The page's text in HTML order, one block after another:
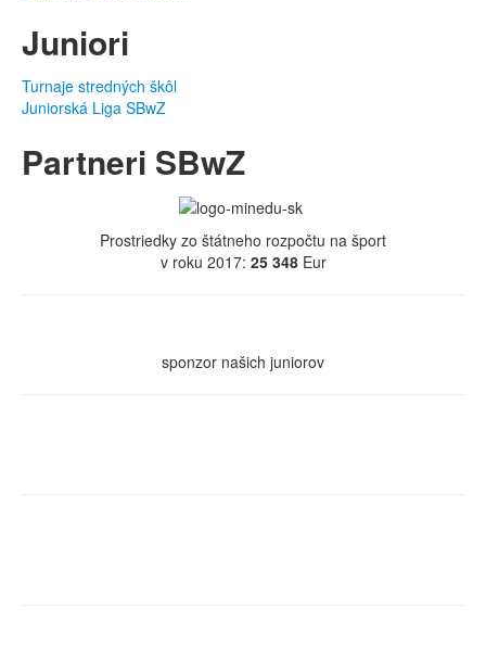
Juniori
Turnaje stredných škôl
Juniorská Liga SBwZ
Partneri SBwZ
Prostriedky zo štátneho rozpočtu na šport
v roku 2017: 25 348Eur
sponzor našich juniorov